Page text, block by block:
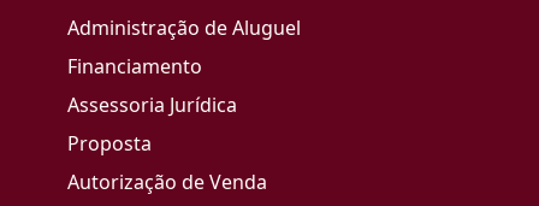
Administração de Aluguel
Financiamento
Assessoria Jurídica
Proposta
Autorização de Venda